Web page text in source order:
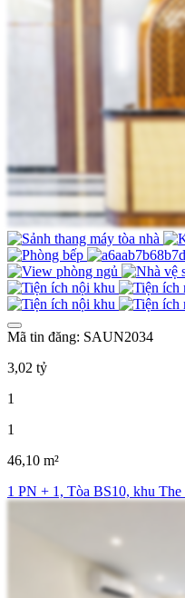
Mã tin đăng: SAUN2034
3,02 tỷ
1
1
46,10 m²
1 PN + 1, Tòa BS10, khu